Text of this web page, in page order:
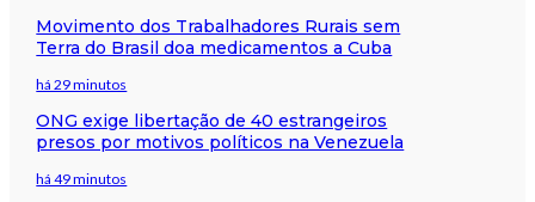
Movimento dos Trabalhadores Rurais sem
Terra do Brasil doa medicamentos a Cuba
há 29 minutos
ONG exige libertação de 40 estrangeiros
presos por motivos políticos na Venezuela
há 49 minutos